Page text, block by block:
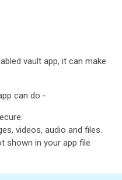
vault app, it can make
can do -
videos, audio and files.
shown in your app file